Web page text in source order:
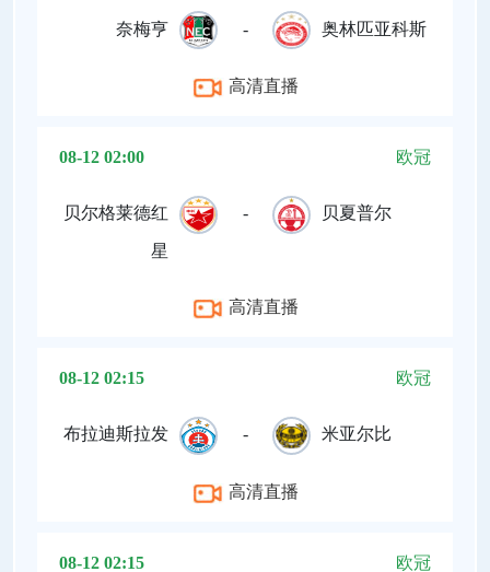
奈梅亨 - 奥林匹亚科斯
高清直播
08-12 02:00 欧冠
贝尔格莱德红
星
- 贝夏普尔
高清直播
08-12 02:15 欧冠
布拉迪斯拉发 - 米亚尔比
高清直播
08-12 02:15 欧冠